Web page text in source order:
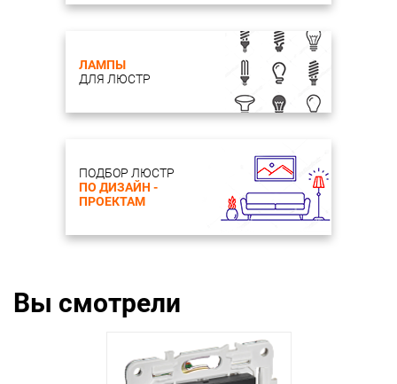
ЛАМПЫ
ДЛЯ ЛЮСТР
ПОДБОР ЛЮСТР
ПО ДИЗАЙН -
ПРОЕКТАМ
Вы смотрели